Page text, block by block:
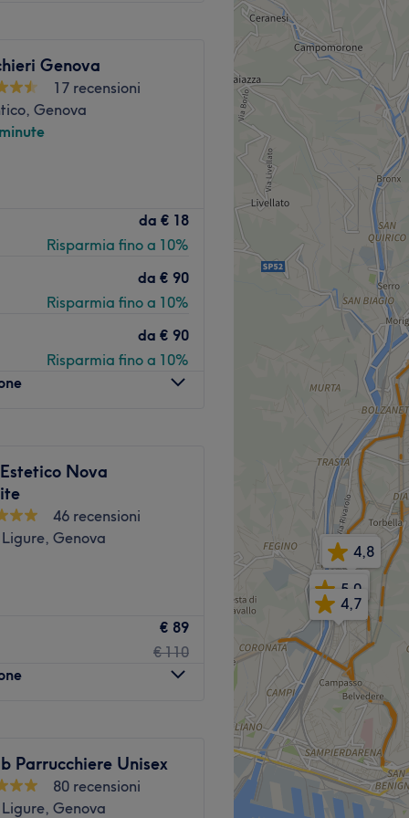
Whisky.
salone situato a
team specializzato che
trattamenti
1/AUTOSTRADA.
cura di ogni cliente
raffinato. Specializzato in:
Vai al salone
Genova
17 recensioni
Genova
da € 18
Risparmia fino a 10%
da € 90
Risparmia fino a 10%
da € 90
Risparmia fino a 10%
un'oasi di bellezza per
un momento di pace e
look.
Nova
46 recensioni
Genova
€ 89
€ 110
Parrucchiere Unisex
80 recensioni
Genova
5,0
4,8
5,0
5,0
4,7